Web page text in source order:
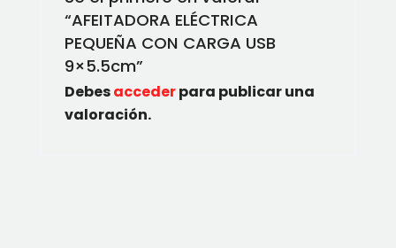
“AFEITADORA ELÉCTRICA
PEQUEÑA CON CARGA USB
9×5.5cm”
Debesaccederpara publicar una
valoración.